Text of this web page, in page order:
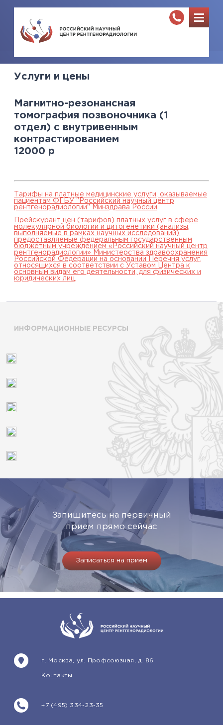
Услуги и цены
Магнитно-резонансная
томография позвоночника (1
отдел) с внутривенным
контрастированием
12000 р
Тарифы на платные медицинские услуги, оказываемые
пациентам ФГБУ "Российский научный центр
рентгенорадиологии" Минздрава России
Прейскурант цен (тарифов) платных услуг в сфере
молекулярной биологии и цитогенетики (анализы,
выполняемые в рамках научных исследований),
предоставляемые федеральным государственным
бюджетным учреждением «Российский научный центр
рентгенорадиологии» Министерства здравоохранения
Российской Федерации на основании Перечня услуг,
относящихся в соответствии с Уставом Центра к
основным видам его деятельности, для физических и
юридических лиц.
ИНФОРМАЦИОННЫЕ РЕСУРСЫ
Запишитесь на первичный
прием прямо сейчас
Записаться на прием
+7 (495) 334-23-35
г. Москва, ул. Профсоюзная, д. 86
Контакты